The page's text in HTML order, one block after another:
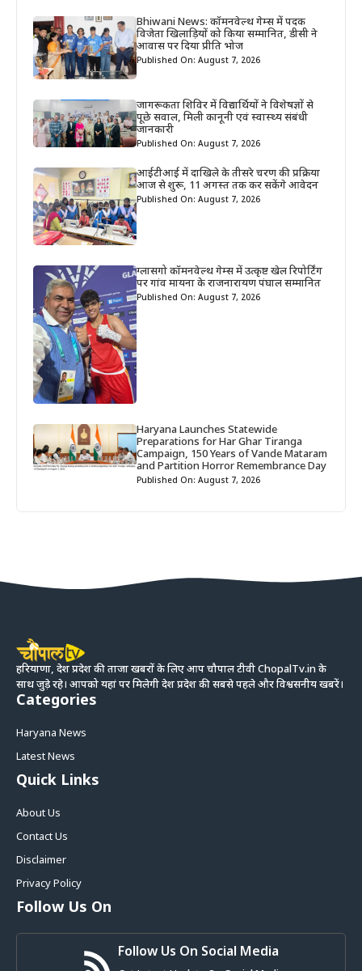
Bhiwani News: कॉमनवेल्थ गेम्स में पदक
विजेता खिलाड़ियों को किया सम्मानित, डीसी ने
आवास पर दिया प्रीति भोज
Published On: August 7, 2026
जागरूकता शिविर में विद्यार्थियों ने विशेषज्ञों से
पूछे सवाल, मिली कानूनी एवं स्वास्थ्य संबंधी
जानकारी
Published On: August 7, 2026
आईटीआई में दाखिले के तीसरे चरण की प्रक्रिया
आज से शुरू, 11 अगस्त तक कर सकेंगे आवेदन
Published On: August 7, 2026
ग्लासगो कॉमनवेल्थ गेम्स में उत्कृष्ट खेल रिपोर्टिंग
पर गांव मायना के राजनारायण पंघाल सम्मानित
Published On: August 7, 2026
Haryana Launches Statewide
Preparations for Har Ghar Tiranga
Campaign, 150 Years of Vande Mataram
and Partition Horror Remembrance Day
Published On: August 7, 2026
हरियाणा, देश प्रदेश की ताजा खबरों के लिए आप चौपाल टीवी ChopalTv.in के
साथ जुड़े रहे। आपको यहां पर मिलेगी देश प्रदेश की सबसे पहले और विश्वसनीय खबरें।
Categories
Haryana News
Latest News
Quick Links
About Us
Contact Us
Disclaimer
Privacy Policy
Follow Us On
Follow Us On Social Media